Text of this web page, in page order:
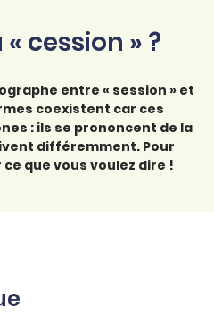
cession » ?
entre « session » et
coexistent car ces
: ils se prononcent de la
différemment. Pour
que vous voulez dire !